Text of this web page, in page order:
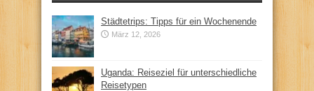
Städtetrips: Tipps für ein Wochenende
März 12, 2026
Uganda: Reiseziel für unterschiedliche
Reisetypen